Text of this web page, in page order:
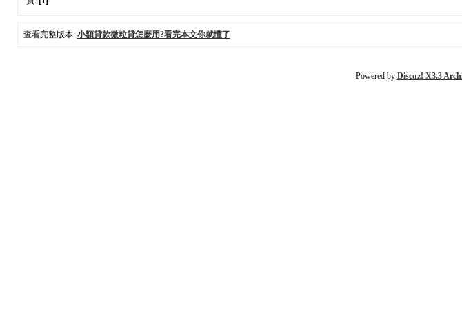
查看完整版本: 小額貸款微粒貸怎麼用?看完本文你就懂了
Powered by Discuz! X3.3